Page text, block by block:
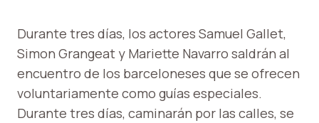
Durante tres días, los actores Samuel Gallet,
Simon Grangeat y Mariette Navarro saldrán al
encuentro de los barceloneses que se ofrecen
voluntariamente como guías especiales.
Durante tres días, caminarán por las calles, se